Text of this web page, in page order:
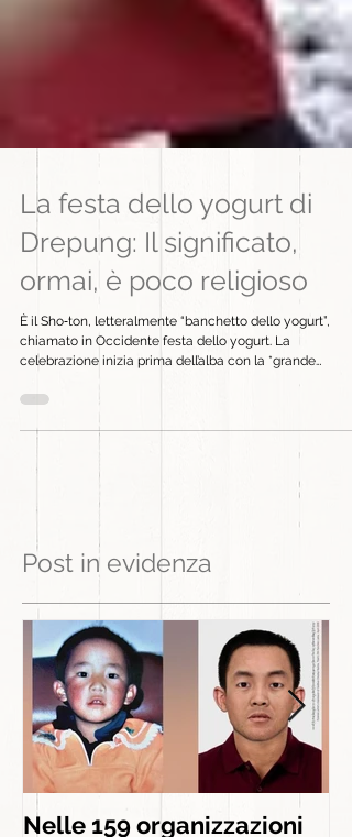
La festa dello yogurt di
Drepung: Il significato,
ormai, è poco religioso
È il Sho‑ton, letteralmente “banchetto dello yogurt”,
chiamato in Occidente festa dello yogurt. La
celebrazione inizia prima dell’alba con la *grande
collina dietro il monastero una gigantesca *tangka*
(dipinto sacro) alta circa 30 metri e larga 20. Migliaia di
... ricordiamo che le immagini di HH Dalai Lama sono
vietate ora in Tibet) – gettando sciarpe di seta bianca